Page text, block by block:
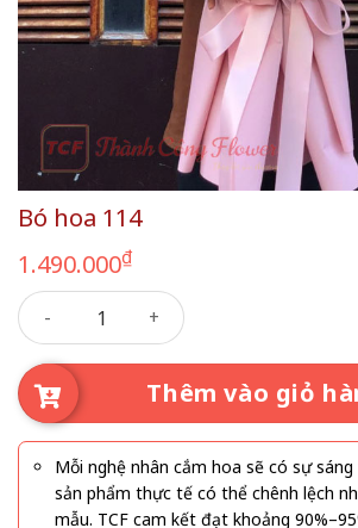
Bó hoa 114
1.490.000₫
Bó hoa 114 số lượng
Thêm vào giỏ
Mỗi nghệ nhân cắm hoa sẽ có sự
sản phẩm thực tế có thể chênh lệch
mẫu. TCF cam kết đạt khoảng